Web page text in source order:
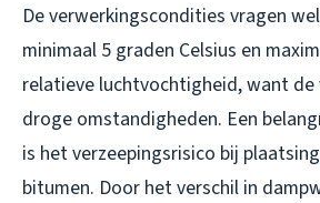
De verwerkingscondities vragen
minimaal 5 graden Celsius en
relatieve luchtvochtigheid, want
droge omstandigheden. Een
is het verzeepingsrisico bij
bitumen. Door het verschil in